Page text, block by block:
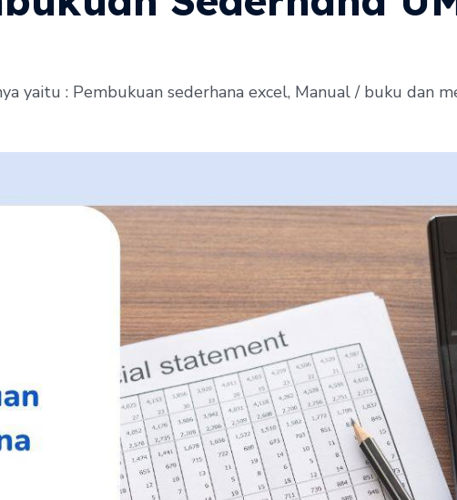
yaitu : Pembukuan sederhana excel, Manual / buku dan